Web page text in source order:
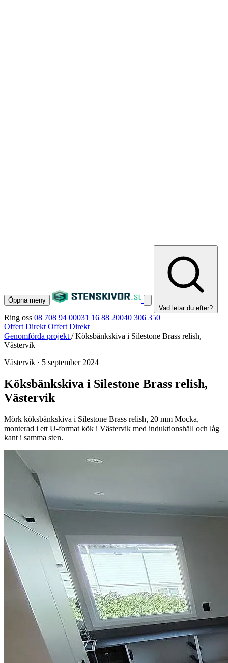
Öppna meny
Vad letar du efter?
Ring oss 08 708 94 00031 16 88 20040 306 350
Offert Direkt Offert Direkt
Genomförda projekt / Köksbänkskiva i Silestone Brass relish,
Västervik
Västervik · 5 september 2024
Köksbänkskiva i Silestone Brass relish,
Västervik
Mörk köksbänkskiva i Silestone Brass relish, 20 mm Mocka,
monterad i ett U-format kök i Västervik med induktionshäll och låg
kant i samma sten.